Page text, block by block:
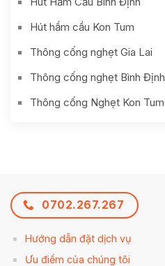
Hút hầm cầu Kon Tum
Thông cống nghẹt Gia Lai
Thông cống nghẹt Bình Định
Thông cống Nghẹt Kon Tum
0702.267.267
Hướng dẫn đặt dịch vụ
Ưu điểm của chúng tôi